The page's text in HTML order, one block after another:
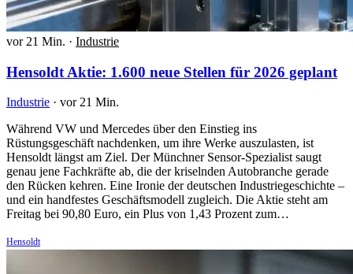
vor 21 Min. · Industrie
Hensoldt Aktie: 1.600 neue Stellen für 2026 geplant
Industrie · vor 21 Min.
Während VW und Mercedes über den Einstieg ins
Rüstungsgeschäft nachdenken, um ihre Werke auszulasten, ist
Hensoldt längst am Ziel. Der Münchner Sensor-Spezialist saugt
genau jene Fachkräfte ab, die der kriselnden Autobranche gerade
den Rücken kehren. Eine Ironie der deutschen Industriegeschichte –
und ein handfestes Geschäftsmodell zugleich. Die Aktie steht am
Freitag bei 90,80 Euro, ein Plus von 1,43 Prozent zum…
Hensoldt